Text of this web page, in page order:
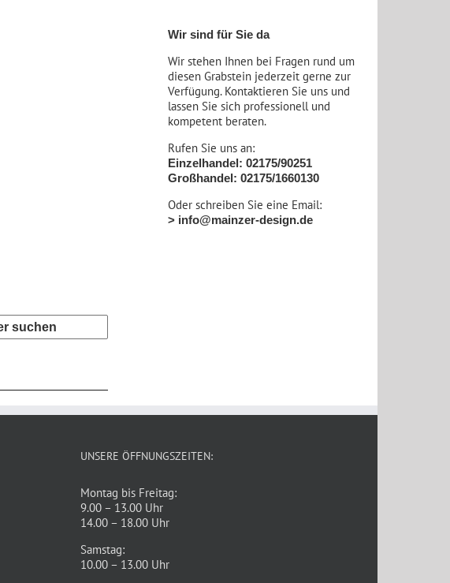
suchen
Wir sind für Sie da
Wir stehen Ihnen bei Fragen rund um
diesen Grabstein jederzeit gerne zur
Verfügung. Kontaktieren Sie uns und
lassen Sie sich professionell und
kompetent beraten.
Rufen Sie uns an:
Einzelhandel: 02175/90251
Großhandel: 02175/1660130
Oder schreiben Sie eine Email:
> info@mainzer-design.de
UNSERE ÖFFNUNGSZEITEN:
Montag bis Freitag:
9.00 – 13.00 Uhr
14.00 – 18.00 Uhr
Samstag:
10.00 – 13.00 Uhr